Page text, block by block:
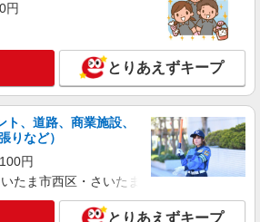
給225000円〜 ※経験やスキルを考慮し決定
代支給 ★交通費別途支給（規定あり） ゜
。○。・゜+゜・。○。・゜+゜ 入社祝い金10
) お友達を紹介頂くと, インセンテ
給(規定有) ゜・。○。・゜+゜・。○。・゜
庫県西宮市のdocomoショップ
詳細を見る
】の携帯販売スタッフ
円
とりあえずキープ
、道路、商業施設、
りなど）
円
たま市西区・さいたま市岩槻区・久喜市・
とりあえずキープ